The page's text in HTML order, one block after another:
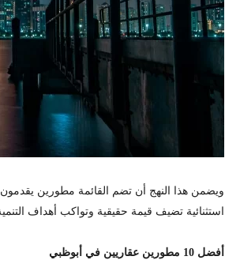
ويضمن هذا النهج أن تضم القائمة مطورين
استثنائية تضيف قيمة حقيقية وتواكب أهداف
أفضل 10 مطورين عقاريين في أبوظبي